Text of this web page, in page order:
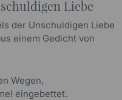
Liebe
der Unschuldigen Liebe
einem Gedicht von
Wegen,
eingebettet.